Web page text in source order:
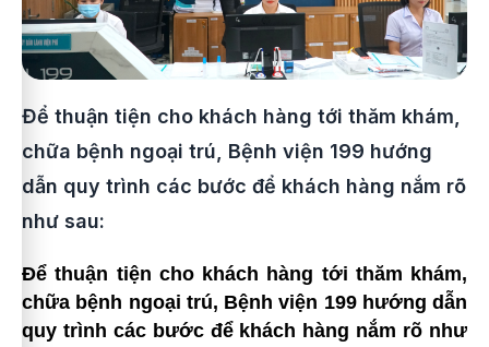
Để thuận tiện cho khách hàng tới thăm khám,
chữa bệnh ngoại trú, Bệnh viện 199 hướng
dẫn quy trình các bước để khách hàng nắm rõ
như sau:
Để thuận tiện cho khách hàng tới thăm khám,
chữa bệnh ngoại trú, Bệnh viện 199 hướng dẫn
quy trình các bước để khách hàng nắm rõ như